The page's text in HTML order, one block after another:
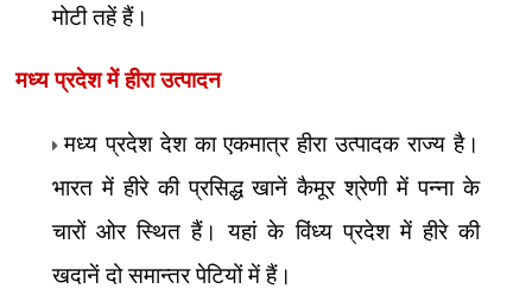
मोटी तहें हैं।
मध्य प्रदेश में हीरा उत्पादन
मध्य प्रदेश देश का एकमात्र हीरा उत्पादक राज्य है।
भारत में हीरे की प्रसिद्ध खानें कैमूर श्रेणी में पन्ना के
चारों ओर स्थित हैं। यहां के विंध्य प्रदेश में हीरे की
खदानें दो समान्तर पेटियों में हैं।